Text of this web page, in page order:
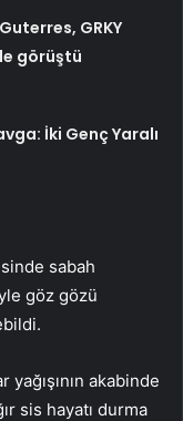
GRKY
görüştü
İki Genç Yaralı
sabah
göz gözü
akabinde
sis hayatı durma